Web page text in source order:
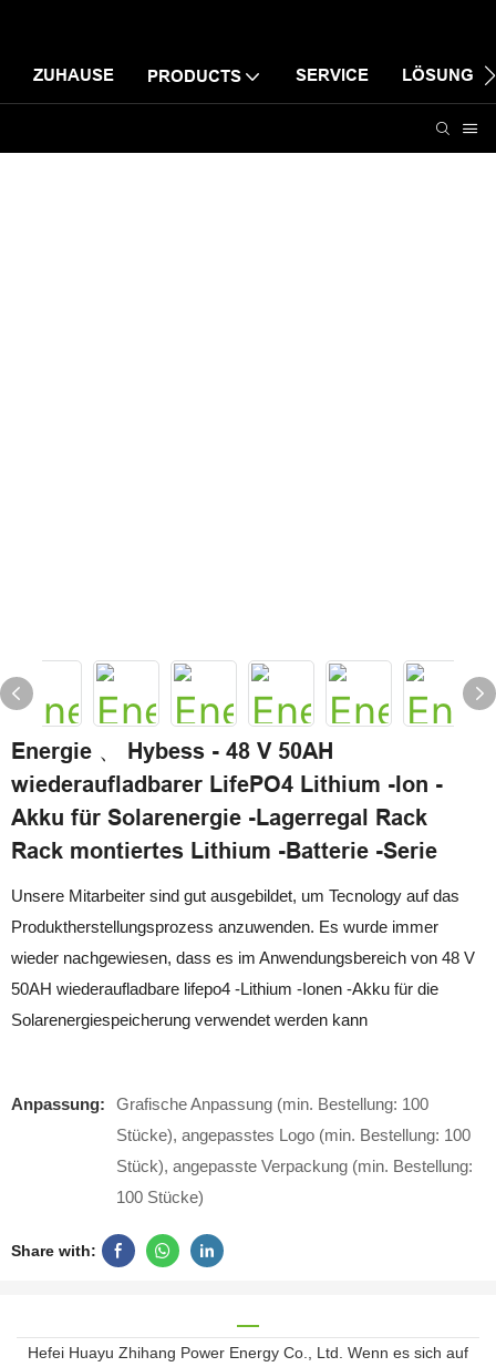
ZUHAUSE PRODUCTS SERVICE LÖSUNG
Energie 、 Hybess - 48 V 50AH
wiederaufladbarer LifePO4 Lithium -Ion -
Akku für Solarenergie -Lagerregal Rack
Rack montiertes Lithium -Batterie -Serie
Unsere Mitarbeiter sind gut ausgebildet, um Tecnology auf das
Produktherstellungsprozess anzuwenden. Es wurde immer
wieder nachgewiesen, dass es im Anwendungsbereich von 48 V
50AH wiederaufladbare lifepo4 -Lithium -Ionen -Akku für die
Solarenergiespeicherung verwendet werden kann
Anpassung:
Grafische Anpassung (min. Bestellung: 100
Stücke), angepasstes Logo (min. Bestellung: 100
Stück), angepasste Verpackung (min. Bestellung:
100 Stücke)
Share with:
Hefei Huayu Zhihang Power Energy Co., Ltd. Wenn es sich auf